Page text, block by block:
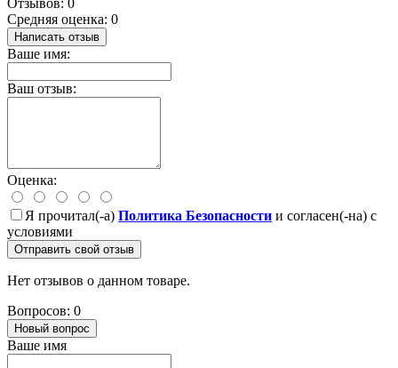
Средняя оценка: 0
Написать отзыв
Ваше имя:
Ваш отзыв:
Оценка:
Я прочитал(-а) Политика Безопасности и согласен(-на) с
условиями
Отправить свой отзыв
Нет отзывов о данном товаре.
Вопросов: 0
Новый вопрос
Ваше имя